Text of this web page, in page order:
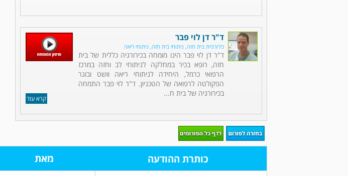
קרא עוד
ד"ר דן לוי פבר
כירורגיית בית חזה, ניתוחי בית חזה, ניתוחי ריאה
ד"ר דן לוי פבר הינו מומחה בכירורגיה כללית של בית
חזה, רופא בכיר במחלקה לניתוחי לב וחזה במרכז
הרפואי כרמל, היחידה לניתוחי ריאה וושט ובוגר
הפקולטה לרפואה של הטכניון. ד"ר לוי פבר התמחה
בכירורגיה של בית ח...
כותרת ההודעה מאת